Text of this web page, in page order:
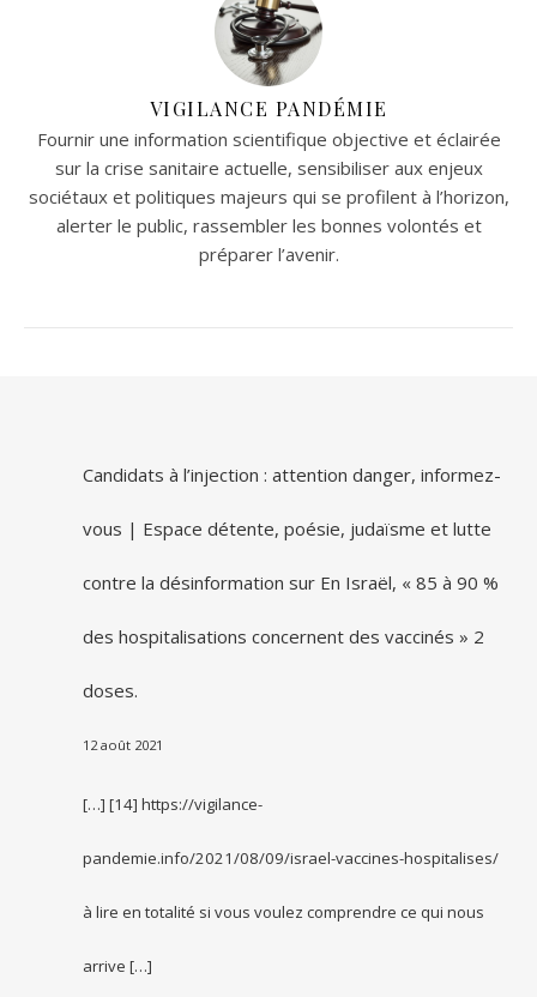
VIGILANCE PANDÉMIE
Fournir une information scientifique objective et éclairée
sur la crise sanitaire actuelle, sensibiliser aux enjeux
sociétaux et politiques majeurs qui se profilent à l’horizon,
alerter le public, rassembler les bonnes volontés et
préparer l’avenir.
Candidats à l’injection : attention danger, informez-
vous | Espace détente, poésie, judaïsme et lutte
contre la désinformation sur En Israël, « 85 à 90 %
des hospitalisations concernent des vaccinés » 2
doses.
12 août 2021
[…] [14] https://vigilance-
pandemie.info/2021/08/09/israel-vaccines-hospitalises/
à lire en totalité si vous voulez comprendre ce qui nous
arrive […]